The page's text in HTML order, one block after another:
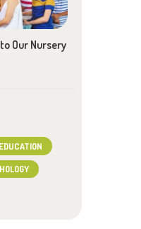
Our Nursery
EDUCATION